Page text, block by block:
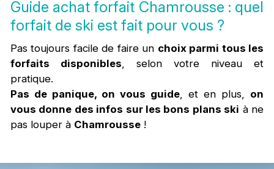
Guide achat forfait Chamrousse : quel
forfait de ski est fait pour vous ?
Pas toujours facile de faire un choix parmi tous les
forfaits disponibles, selon votre niveau et
pratique.
Pas de panique, on vous guide, et en plus, on
vous donne des infos sur les bons plans ski à ne
pas louper à Chamrousse!